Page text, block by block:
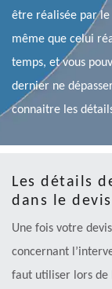
être réalisée par
même que celui
temps, et vous
dernier ne
connaitre les
Les détails
dans le
Une fois votre
concernant
faut utiliser lors de